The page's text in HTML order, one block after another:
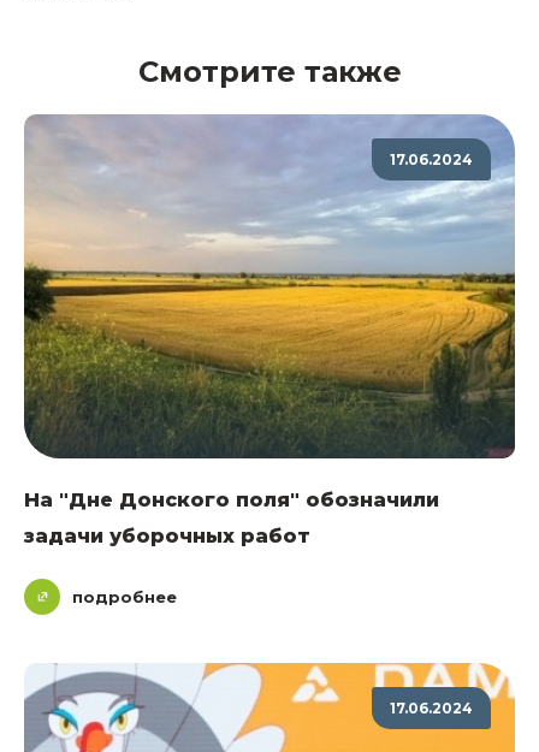
Смотрите также
17.06.2024
На "Дне Донского поля" обозначили
задачи уборочных работ
подробнее
17.06.2024